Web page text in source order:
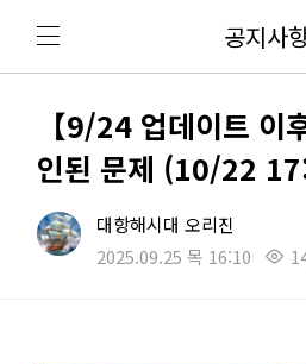
공지사
【9/24 업데이트 이
인된 문제 (10/22
대항해시대 오리진
2025.09.25 목 16:10